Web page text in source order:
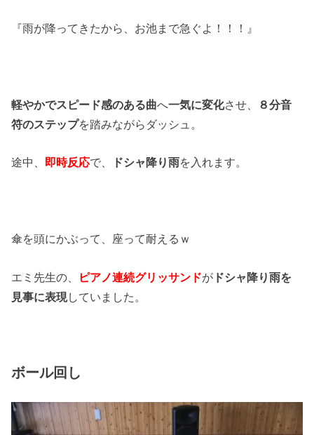
『雨が降ってきたから、お池まで急ぐよ！！！』
軽やかでスピード感のある曲へ一気に変化させ、
８分音
符のステップを踏みながらダッシュ。
途中、 即時反応で、 ドシャ降り雨を入れます。
傘を頭にかぶって、座って耐えるｗ
エミ先生の、 ピアノ連続グリッサンドが ドシャ降り雨を
見事に表現 していました。
ボール回し